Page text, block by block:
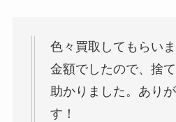
色々買取してもらい
金額でしたので、捨
助かりました。あり
す！